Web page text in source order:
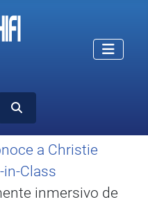
a Christie
Class
inmersivo de